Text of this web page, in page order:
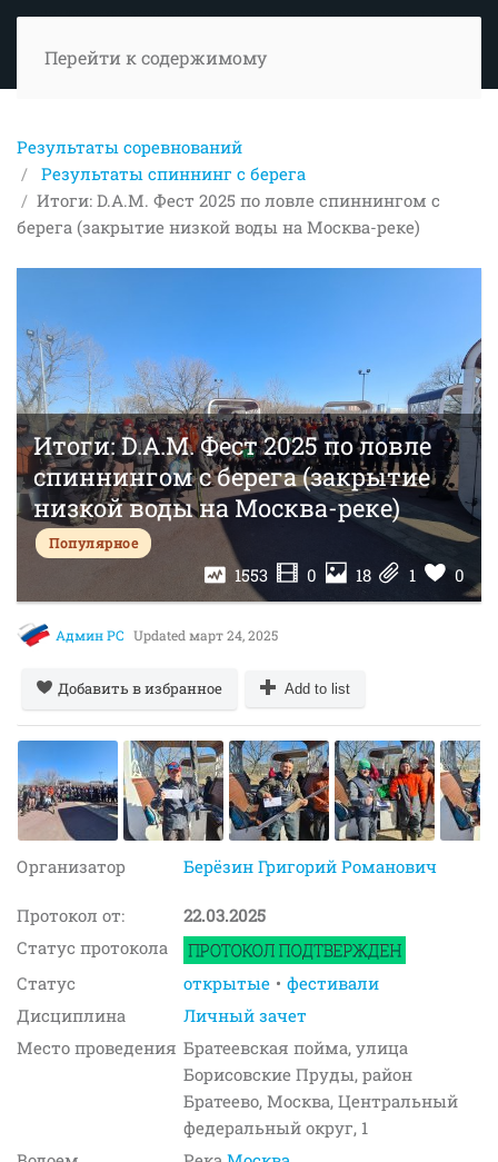
Перейти к содержимому
Результаты соревнований
Результаты спиннинг с берега
Итоги: D.A.M. Фест 2025 по ловле спиннингом с
берега (закрытие низкой воды на Москва-реке)
Итоги: D.A.M. Фест 2025 по ловле
спиннингом с берега (закрытие
низкой воды на Москва-реке)
Популярное
1553 0 18 1 0
Админ РС Updated март 24, 2025
Добавить в избранное Add to list
Организатор Берёзин Григорий Романович
Протокол от:
22.03.2025
Статус протокола
Статус
открытые
фестивали
Дисциплина
Личный зачет
Место проведения Братеевская пойма, улица
Борисовские Пруды, район
Братеево, Москва, Центральный
федеральный округ, 1